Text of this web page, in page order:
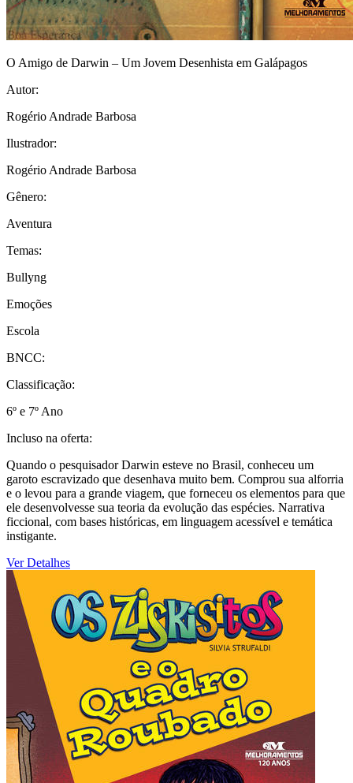
O Amigo de Darwin – Um Jovem Desenhista em Galápagos
Autor:
Rogério Andrade Barbosa
Ilustrador:
Rogério Andrade Barbosa
Gênero:
Aventura
Temas:
Bullyng
Emoções
Escola
BNCC:
Classificação:
6º e 7º Ano
Incluso na oferta:
Quando o pesquisador Darwin esteve no Brasil, conheceu um
garoto escravizado que desenhava muito bem. Comprou sua alforria
e o levou para a grande viagem, que forneceu os elementos para que
ele desenvolvesse sua teoria da evolução das espécies. Narrativa
ficcional, com bases históricas, em linguagem acessível e temática
instigante.
Ver Detalhes